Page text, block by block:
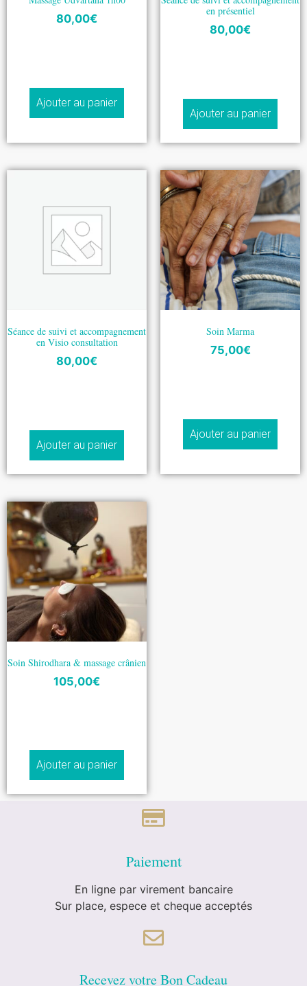
80,00€
Ajouter au panier
en présentiel
80,00€
Ajouter au panier
Séance de suivi et accompagnement
en Visio consultation
80,00€
Ajouter au panier
Soin Marma
75,00€
Ajouter au panier
Soin Shirodhara & massage crânien
105,00€
Ajouter au panier
Paiement
En ligne par virement bancaire
Sur place, espece et cheque acceptés
Recevez votre Bon Cadeau